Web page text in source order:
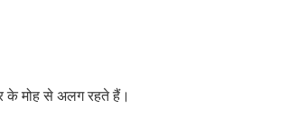
के मोह से अलग रहते हैं।